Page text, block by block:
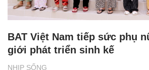
NHỊP SỐNG
BAT Việt Nam tiếp sức phụ
giới phát triển sinh kế